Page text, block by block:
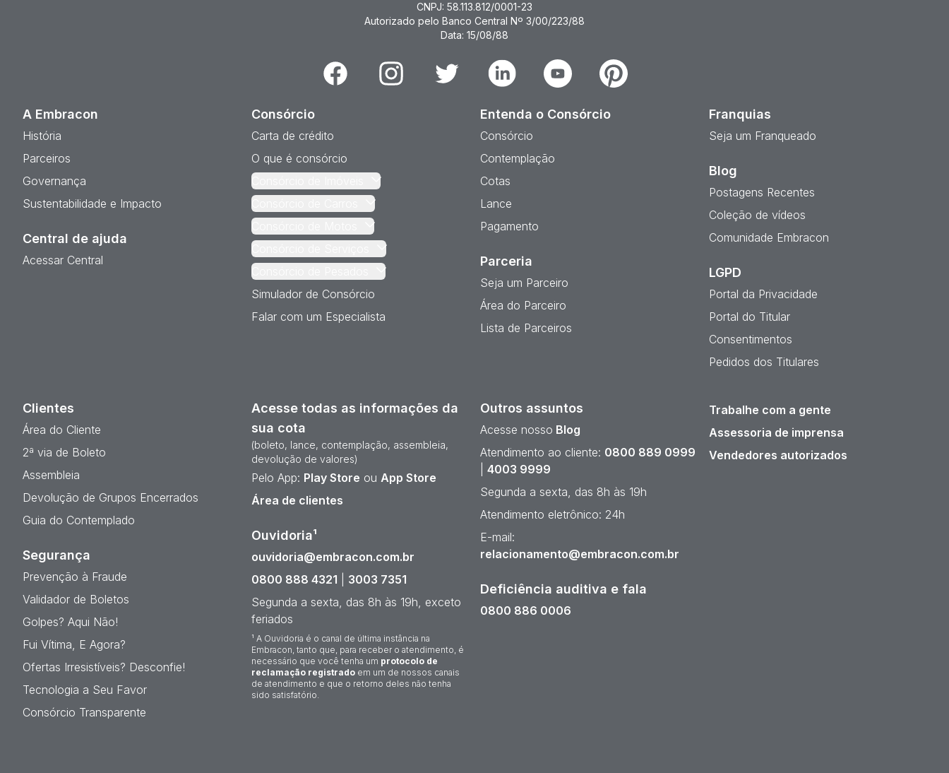
CNPJ: 58.113.812/0001-23
Autorizado pelo Banco Central Nº 3/00/223/88
Data: 15/08/88
Facebook Instagram Twitter Linkedin Youtube Pinterest
A Embracon
História
Parceiros
Governança
Sustentabilidade e Impacto
Central de ajuda
Acessar Central
Consórcio
Carta de crédito
O que é consórcio
Simulador de Consórcio
Falar com um Especialista
Entenda o Consórcio
Consórcio
Contemplação
Cotas
Lance
Pagamento
Parceria
Seja um Parceiro
Área do Parceiro
Lista de Parceiros
Franquias
Seja um Franqueado
Blog
Postagens Recentes
Coleção de vídeos
Comunidade Embracon
LGPD
Portal da Privacidade
Portal do Titular
Consentimentos
Pedidos dos Titulares
Clientes
Área do Cliente
2ª via de Boleto
Assembleia
Devolução de Grupos Encerrados
Guia do Contemplado
Segurança
Prevenção à Fraude
Validador de Boletos
Golpes? Aqui Não!
Fui Vítima, E Agora?
Ofertas Irresistíveis? Desconfie!
Tecnologia a Seu Favor
Consórcio Transparente
Acesse todas as informações da
sua cota
(boleto, lance, contemplação, assembleia,
devolução de valores)
Pelo App: Play Store ou App Store
Área de clientes
Ouvidoria¹
ouvidoria@embracon.com.br
0800 888 4321
3003 7351
Segunda a sexta, das 8h às 19h, exceto
feriados
¹ A Ouvidoria é o canal de última instância na
Embracon, tanto que, para receber o atendimento, é
necessário que você tenha um protocolo de
reclamação registrado em um de nossos canais
de atendimento e que o retorno deles não tenha
sido satisfatório.
Outros assuntos
Acesse nosso Blog
Atendimento ao cliente: 0800 889 0999
4003 9999
Segunda a sexta, das 8h às 19h
Atendimento eletrônico: 24h
E-mail:
relacionamento@embracon.com.br
Deficiência auditiva e fala
0800 886 0006
Trabalhe com a gente
Assessoria de imprensa
Vendedores autorizados